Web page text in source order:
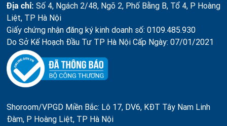
Địa chỉ: Số 4, Ngách 2/48, Ngõ 2, Phố Bằng B, Tổ 4, P Hoàng
Liệt, TP Hà Nội
Giấy chứng nhận đăng ký kinh doanh số: 0109.485.930
Do Sở Kế Hoạch Đầu Tư TP Hà Nội Cấp Ngày: 07/01/2021
Shoroom/VPGD Miền Bắc: Lô 17, DV6, KĐT Tây Nam Linh
Đàm, P Hoàng Liệt, TP Hà Nội